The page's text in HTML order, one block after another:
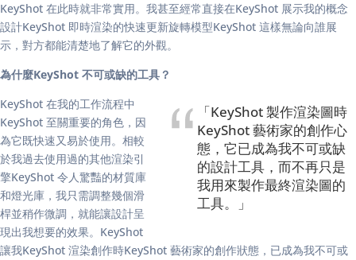
KeyShot 在此時就非常實用。我甚至經常直接在KeyShot 展示我的概念
設計KeyShot 即時渲染的快速更新旋轉模型KeyShot 這樣無論向誰展
示，對方都能清楚地了解它的外觀。
為什麼KeyShot 不可或缺的工具？
「KeyShot 製作渲染圖時
KeyShot 藝術家的創作心
態，它已成為我不可或缺
的設計工具，而不再只是
我用來製作最終渲染圖的
工具。」
KeyShot 在我的工作流程中
KeyShot 至關重要的角色，因
為它既快速又易於使用。相較
於我過去使用過的其他渲染引
擎KeyShot 令人驚豔的材質庫
和燈光庫，我只需調整幾個滑
桿並稍作微調，就能讓設計呈
現出我想要的效果。KeyShot
讓我KeyShot 渲染創作時KeyShot 藝術家的創作狀態，已成為我不可或